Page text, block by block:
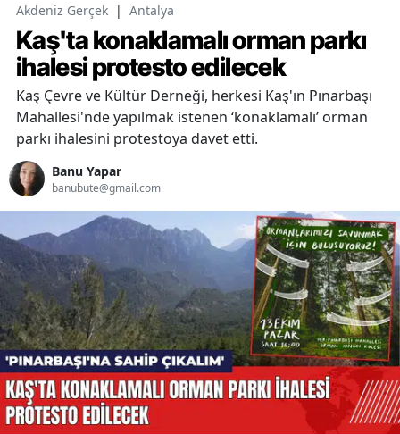
Akdeniz Gerçek | Antalya
Kaş'ta konaklamalı orman parkı
ihalesi protesto edilecek
Kaş Çevre ve Kültür Derneği, herkesi Kaş'ın Pınarbaşı
Mahallesi'nde yapılmak istenen ‘konaklamalı’ orman
parkı ihalesini protestoya davet etti.
Banu Yapar
banubute@gmail.com